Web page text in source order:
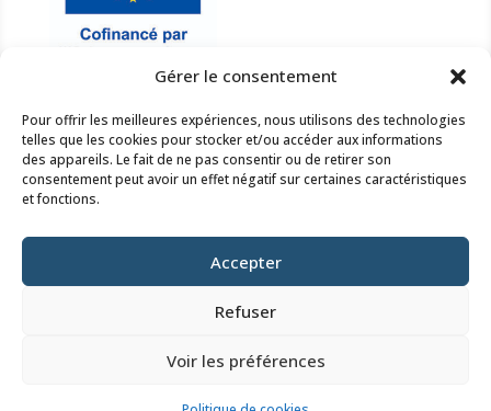
Gérer le consentement
Pour offrir les meilleures expériences, nous utilisons des technologies
telles que les cookies pour stocker et/ou accéder aux informations
des appareils. Le fait de ne pas consentir ou de retirer son
consentement peut avoir un effet négatif sur certaines caractéristiques
et fonctions.
Accepter
Refuser
Voir les préférences

NOUS ÉCRIRE
smbcisse@orange.fr
Nous contacter

NOUS APPELER
02 54 46 25 78
Nous contacter
4 rue du Bailli – 41190 HERBAULT